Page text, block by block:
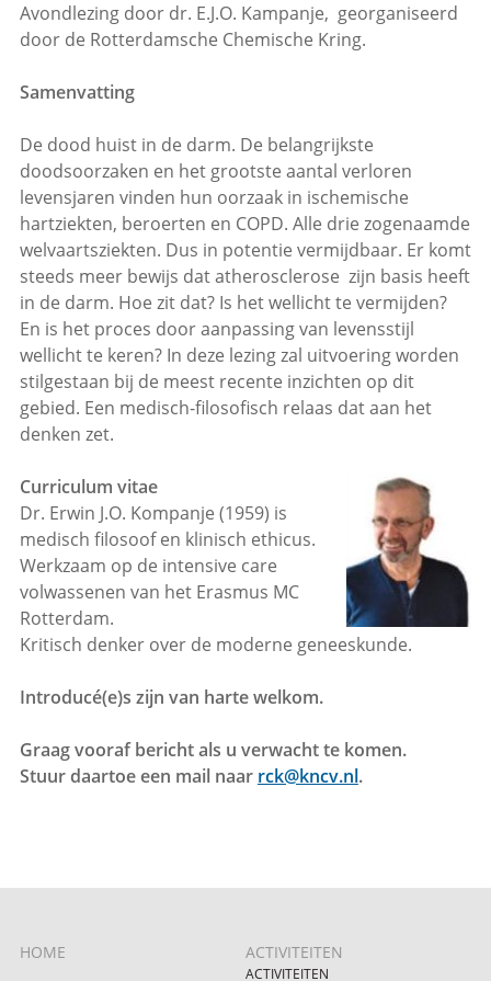
Avondlezing door dr. E.J.O. Kampanje, georganiseerd
door de Rotterdamsche Chemische Kring.
Samenvatting
De dood huist in de darm. De belangrijkste
doodsoorzaken en het grootste aantal verloren
levensjaren vinden hun oorzaak in ischemische
hartziekten, beroerten en COPD. Alle drie zogenaamde
welvaartsziekten. Dus in potentie vermijdbaar. Er komt
steeds meer bewijs dat atherosclerose zijn basis heeft
in de darm. Hoe zit dat? Is het wellicht te vermijden?
En is het proces door aanpassing van levensstijl
wellicht te keren? In deze lezing zal uitvoering worden
stilgestaan bij de meest recente inzichten op dit
gebied. Een medisch-filosofisch relaas dat aan het
denken zet.
Curriculum vitae
Dr. Erwin J.O. Kompanje (1959) is
medisch filosoof en klinisch ethicus.
Werkzaam op de intensive care
volwassenen van het Erasmus MC
Rotterdam.
Kritisch denker over de moderne geneeskunde.
Introducé(e)s zijn van harte welkom.
Graag vooraf bericht als u verwacht te komen.
Stuur daartoe een mail naar rck@kncv.nl.
HOME ACTIVITEITEN
ACTIVITEITEN